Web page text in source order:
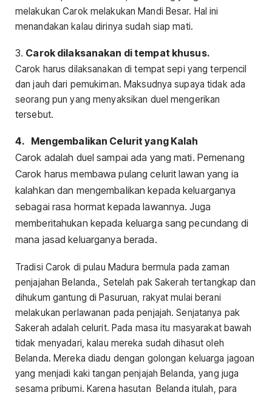
melakukan Carok melakukan Mandi Besar. Hal ini
menandakan kalau dirinya sudah siap mati.
3. Carok dilaksanakan di tempat khusus.
Carok harus dilaksanakan di tempat sepi yang terpencil
dan jauh dari pemukiman. Maksudnya supaya tidak ada
seorang pun yang menyaksikan duel mengerikan
tersebut.
4. Mengembalikan Celurit yang Kalah
Carok adalah duel sampai ada yang mati. Pemenang
Carok harus membawa pulang celurit lawan yang ia
kalahkan dan mengembalikan kepada keluarganya
sebagai rasa hormat kepada lawannya. Juga
memberitahukan kepada keluarga sang pecundang di
mana jasad keluarganya berada.
Tradisi Carok di pulau Madura bermula pada zaman
penjajahan Belanda., Setelah pak Sakerah tertangkap dan
dihukum gantung di Pasuruan, rakyat mulai berani
melakukan perlawanan pada penjajah. Senjatanya pak
Sakerah adalah celurit. Pada masa itu masyarakat bawah
tidak menyadari, kalau mereka sudah dihasut oleh
Belanda. Mereka diadu dengan golongan keluarga jagoan
yang menjadi kaki tangan penjajah Belanda, yang juga
sesama pribumi. Karena hasutan Belanda itulah, para